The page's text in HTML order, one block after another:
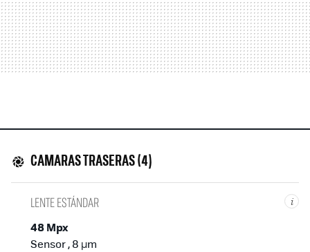
CAMARAS TRASERAS (4)
i
LENTE ESTÁNDAR
48 Mpx
Sensor , 8 µm